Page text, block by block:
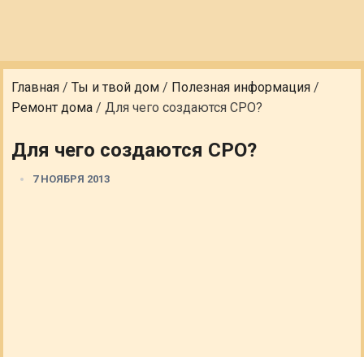
Главная /Ты и твой дом / Полезная информация /
Ремонт дома /Для чего создаются СРО?
Для чего создаются СРО?
7 НОЯБРЯ 2013